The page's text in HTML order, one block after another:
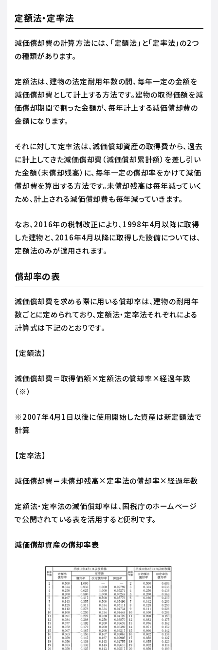
定額法・定率法
減価償却費の計算方法には、「定額法」と「定率法」の2つ
の種類があります。
定額法は、建物の法定耐用年数の間、毎年一定の金額を
減価償却費として計上する方法です。建物の取得価額を減
価償却期間で割った金額が、毎年計上する減価償却費の
金額になります。
それに対して定率法は、減価償却資産の取得費から、過去
に計上してきた減価償却費（減価償却累計額）を差し引い
た金額（未償却残高）に、毎年一定の償却率をかけて減価
償却費を算出する方法です。未償却残高は毎年減っていく
ため、計上される減価償却費も毎年減っていきます。
なお、2016年の税制改正により、1998年4月以降に取得
した建物と、2016年4月以降に取得した設備については、
定額法のみが適用されます。
償却率の表
減価償却費を求める際に用いる償却率は、建物の耐用年
数ごとに定められており、定額法・定率法それぞれによる
計算式は下記のとおりです。
【定額法】
減価償却費＝取得価額×定額法の償却率×経過年数
（※）
※2007年4月1日以後に使用開始した資産は新定額法で
計算
【定率法】
減価償却費＝未償却残高×定率法の償却率×経過年数
定額法・定率法の減価償却率は、国税庁のホームページ
で公開されている表を活用すると便利です。
減価償却資産の償却率表